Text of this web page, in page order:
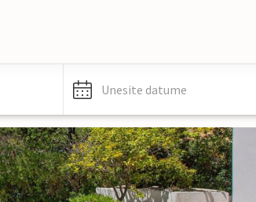
Unesite datume